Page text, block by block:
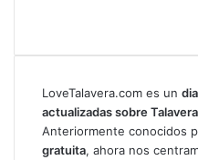
LoveTalavera.com es un
actualizadas sobre
Anteriormente conocidos
gratuita, ahora nos